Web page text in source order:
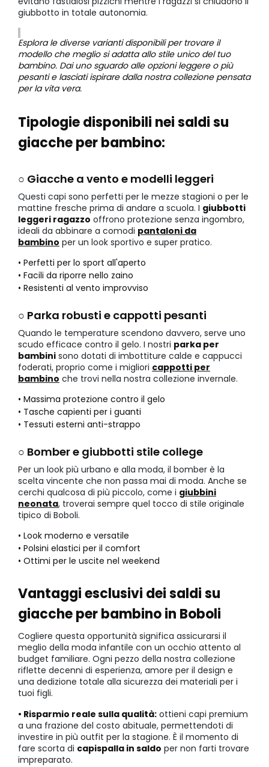
giubbotto in totale autonomia.
Esplora le diverse varianti disponibili per trovare il
modello che meglio si adatta allo stile unico del tuo
bambino. Dai uno sguardo alle opzioni leggere o più
pesanti e lasciati ispirare dalla nostra collezione pensata
per la vita vera.
Tipologie disponibili nei saldi su
giacche per bambino:
○ Giacche a vento e modelli leggeri
Questi capi sono perfetti per le mezze stagioni o per le
mattine fresche prima di andare a scuola. I giubbotti
leggeri ragazzo offrono protezione senza ingombro,
ideali da abbinare a comodi pantaloni da
bambino per un look sportivo e super pratico.
• Perfetti per lo sport all'aperto
• Facili da riporre nello zaino
• Resistenti al vento improvviso
○ Parka robusti e cappotti pesanti
Quando le temperature scendono davvero, serve uno
scudo efficace contro il gelo. I nostri parka per
bambini sono dotati di imbottiture calde e cappucci
foderati, proprio come i migliori cappotti per
bambino che trovi nella nostra collezione invernale.
• Massima protezione contro il gelo
• Tasche capienti per i guanti
• Tessuti esterni anti-strappo
○ Bomber e giubbotti stile college
Per un look più urbano e alla moda, il bomber è la
scelta vincente che non passa mai di moda. Anche se
cerchi qualcosa di più piccolo, come i giubbini
neonata, troverai sempre quel tocco di stile originale
tipico di Boboli.
• Look moderno e versatile
• Polsini elastici per il comfort
• Ottimi per le uscite nel weekend
Vantaggi esclusivi dei saldi su
giacche per bambino in Boboli
Cogliere questa opportunità significa assicurarsi il
meglio della moda infantile con un occhio attento al
budget familiare. Ogni pezzo della nostra collezione
riflette decenni di esperienza, amore per il design e
una dedizione totale alla sicurezza dei materiali per i
tuoi figli.
• Risparmio reale sulla qualità: ottieni capi premium
a una frazione del costo abituale, permettendoti di
investire in più outfit per la stagione. È il momento di
fare scorta di capispalla in saldo per non farti trovare
impreparato.